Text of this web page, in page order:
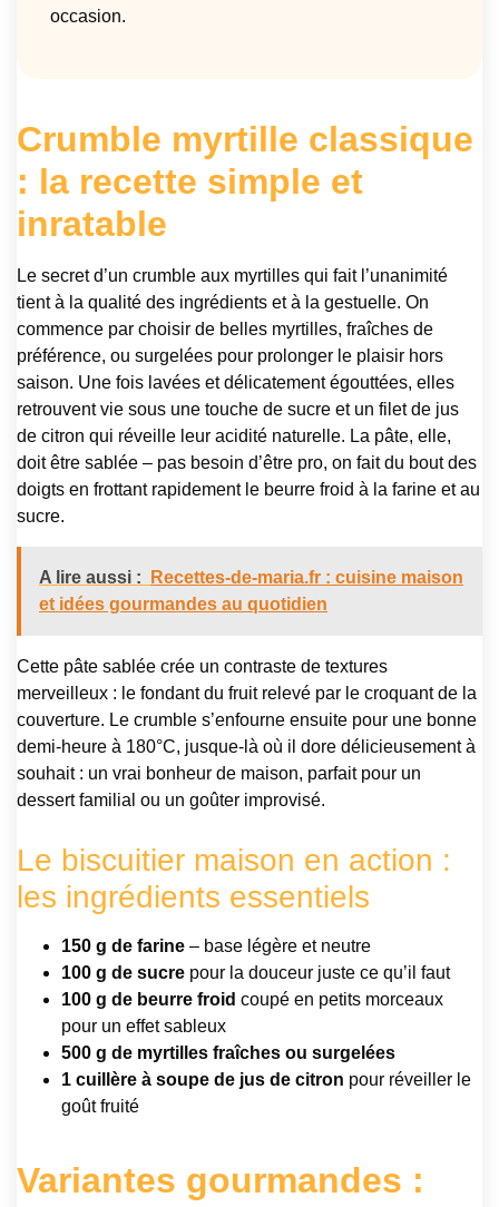
occasion.
Crumble myrtille classique
: la recette simple et
inratable
Le secret d’un crumble aux myrtilles qui fait l’unanimité
tient à la qualité des ingrédients et à la gestuelle. On
commence par choisir de belles myrtilles, fraîches de
préférence, ou surgelées pour prolonger le plaisir hors
saison. Une fois lavées et délicatement égouttées, elles
retrouvent vie sous une touche de sucre et un filet de jus
de citron qui réveille leur acidité naturelle. La pâte, elle,
doit être sablée – pas besoin d’être pro, on fait du bout des
doigts en frottant rapidement le beurre froid à la farine et au
sucre.
A lire aussi :
Recettes-de-maria.fr : cuisine maison
et idées gourmandes au quotidien
Cette pâte sablée crée un contraste de textures
merveilleux : le fondant du fruit relevé par le croquant de la
couverture. Le crumble s’enfourne ensuite pour une bonne
demi-heure à 180°C, jusque-là où il dore délicieusement à
souhait : un vrai bonheur de maison, parfait pour un
dessert familial ou un goûter improvisé.
Le biscuitier maison en action :
les ingrédients essentiels
150 g de farine – base légère et neutre
100 g de sucre pour la douceur juste ce qu’il faut
100 g de beurre froid coupé en petits morceaux
pour un effet sableux
500 g de myrtilles fraîches ou surgelées
1 cuillère à soupe de jus de citron pour réveiller le
goût fruité
Variantes gourmandes :